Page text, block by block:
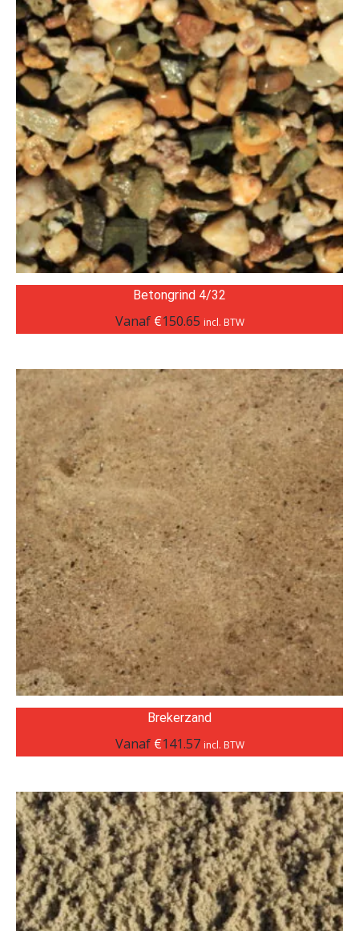
Betongrind 4/32
Vanaf €150.65 incl. BTW
Brekerzand
Vanaf €141.57 incl. BTW